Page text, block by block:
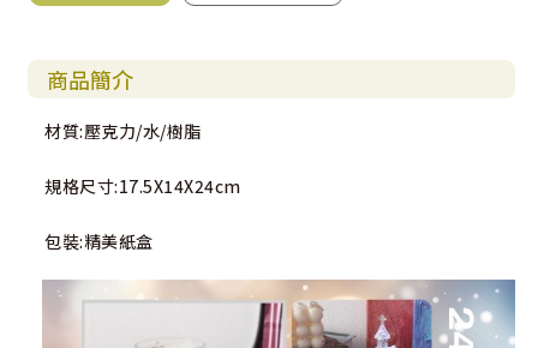
商品簡介
材質:壓克力/水/樹脂
規格尺寸:17.5X14X24cm
包裝:精美紙盒